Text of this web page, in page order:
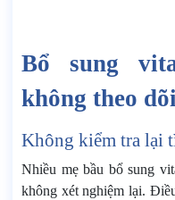
Bổ sung
không theo dõi
Không kiểm tra lại
Nhiều mẹ bầu bổ sung
không xét nghiệm lại.